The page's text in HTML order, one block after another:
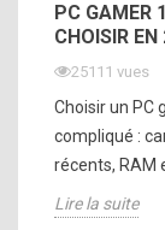
PC GAMER
CHOISIR
25111 vues
Choisir un PC
compliqué :
récents, RAM
Lire la suite